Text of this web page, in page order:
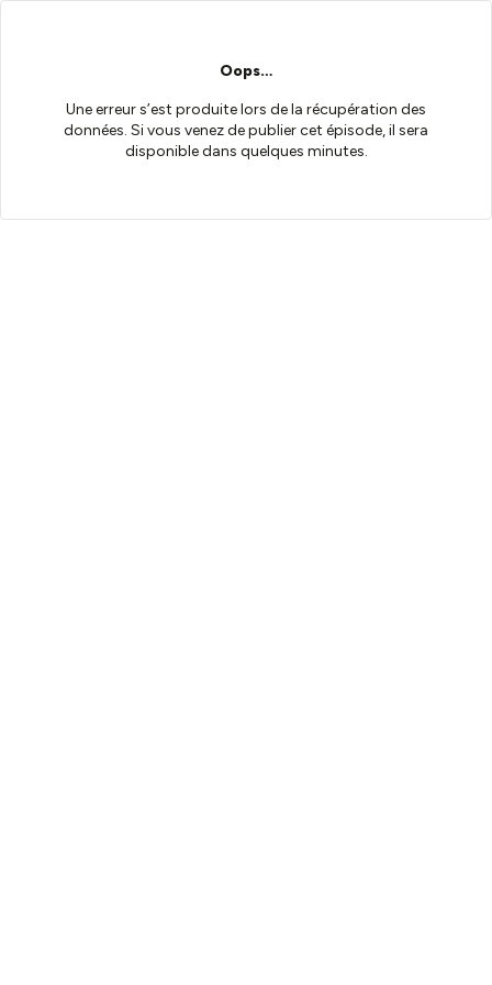
Oops…
Une erreur s’est produite lors de la récupération des
données. Si vous venez de publier cet épisode, il sera
disponible dans quelques minutes.